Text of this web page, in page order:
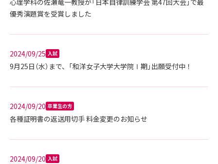
心理学科の佐瀬竜一教授が「日本自律訓練学会 第47回大会」で最
優秀演題賞を受賞しました
2024/09/25 入試
9月25日（水）まで、「和洋女子大学大学院Ⅰ期」出願受付中！
2024/09/20 卒業生の方
各種証明書の返送用切手 料金変更のお知らせ
2024/09/20 入試